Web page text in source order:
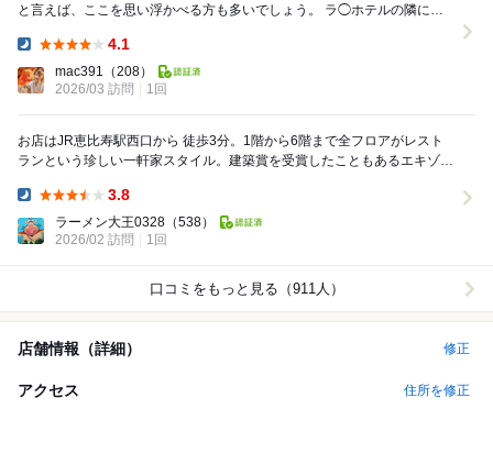
と言えば、ここを思い浮かべる方も多いでしょう。 ラ◯ホテルの隣にあ
4.1
mac391 （208）
2026/03 訪問
1回
お店はJR恵比寿駅西口から 徒歩3分。1階から6階まで全フロアがレスト
ランという珍しい一軒家スタイル。建築賞を受賞したこともあるエキゾチ
3.8
ラーメン大王0328 （538）
2026/02 訪問
1回
口コミをもっと見る（911人）
店舗情報（詳細） 修正
アクセス 住所を修正